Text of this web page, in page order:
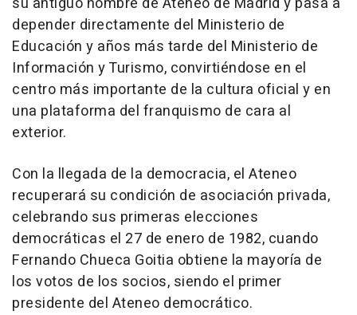
depender directamente del Ministerio de
Educación y años más tarde del Ministerio de
Información y Turismo, convirtiéndose en el
centro más importante de la cultura oficial y en
una plataforma del franquismo de cara al
exterior.
Con la llegada de la democracia, el Ateneo
recuperará su condición de asociación privada,
celebrando sus primeras elecciones
democráticas el 27 de enero de 1982, cuando
Fernando Chueca Goitia obtiene la mayoría de
los votos de los socios, siendo el primer
presidente del Ateneo democrático.